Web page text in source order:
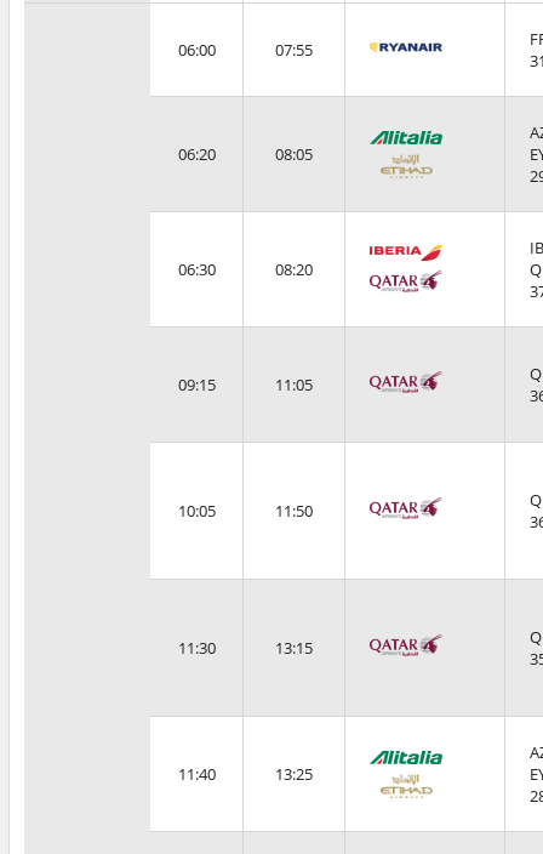
06:00 07:55
06:20 08:05
06:30 08:20
09:15 11:05
10:05 11:50
11:30 13:15
11:40 13:25